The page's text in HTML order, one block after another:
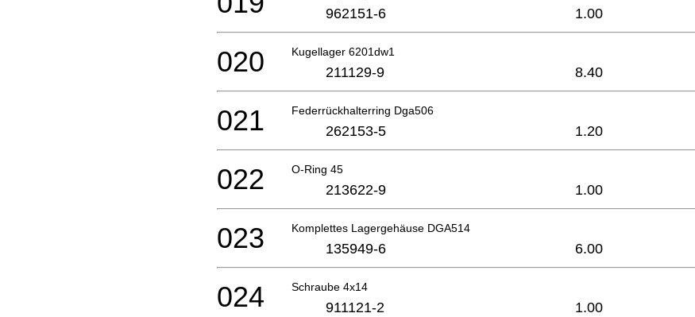
962151-6 1.00
Kugellager 6201dw1
020 211129-9 8.40
Federrückhalterring Dga506
021 262153-5 1.20
O-Ring 45
022 213622-9 1.00
Komplettes Lagergehäuse DGA514
023 135949-6 6.00
Schraube 4x14
024 911121-2 1.00